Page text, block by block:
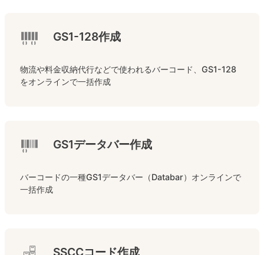
GS1-128作成
物流や料金収納代行などで使われるバーコード、GS1-128
をオンラインで一括作成
GS1データバー作成
バーコードの一種GS1データバー（Databar）オンラインで
一括作成
SSCCコード作成